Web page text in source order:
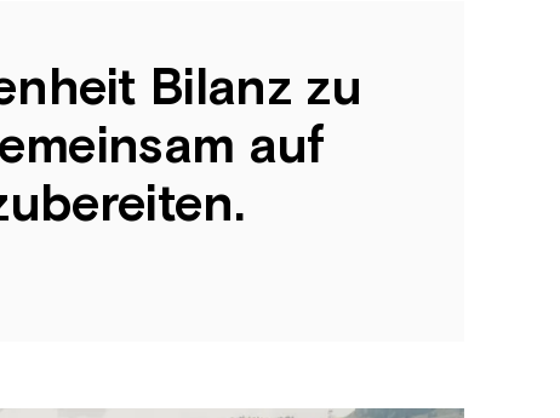
Bilanz zu
auf